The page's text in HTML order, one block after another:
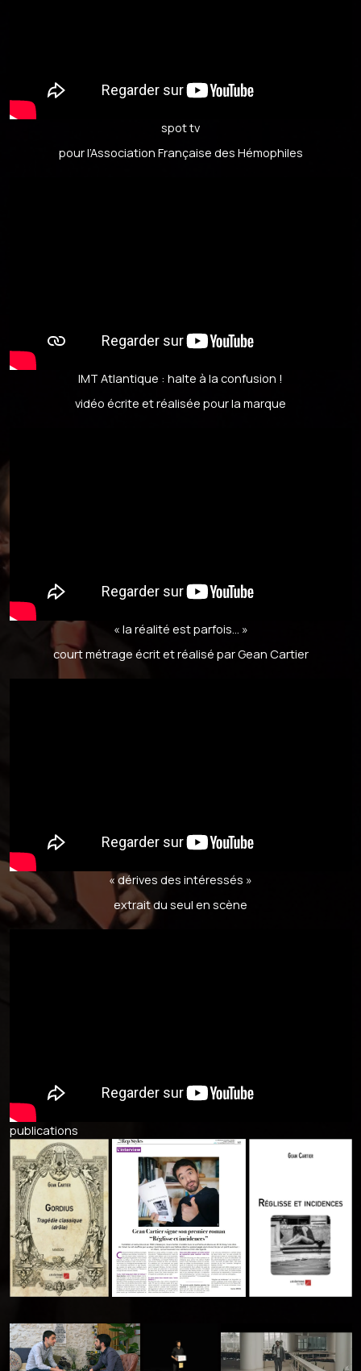
spot tv
pour l’Association Française des Hémophiles
IMT Atlantique : halte à la confusion !
vidéo écrite et réalisée pour la marque
« la réalité est parfois… »
court métrage écrit et réalisé par Gean Cartier
« dérives des intéressés »​
extrait du seul en scène
publications